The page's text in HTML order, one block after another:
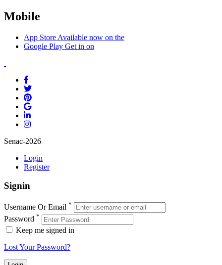
Mobile
App Store Available now on the
Google Play Get in on
Senac-2026
Login
Register
Signin
Username Or Email *
Password *
Keep me signed in
Lost Your Password?